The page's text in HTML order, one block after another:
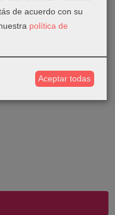
de acuerdo con su
política de
Aceptar todas